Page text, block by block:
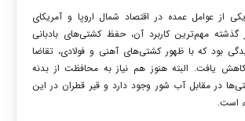
یکی از عوامل عمده در اقتصاد شمال اروپا و آمریکای
مهم‌ترین کاربرد آن، حفظ کشتی‌های بادبانی
بود که با ظهور کشتی‌های آهنی و فولادی، تقاضا
یافت. البته هنوز هم نیاز به محافظت از بدنه‌
در مقابل آب شور وجود دارد و قیر قطران در این
است.